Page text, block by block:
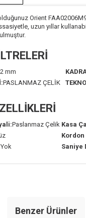
Orient
uzun yıllar
mm
PASLANMAZ ÇELİK
Paslanmaz Çelik Kasa
Yok Saniye
Benzer Ürünler